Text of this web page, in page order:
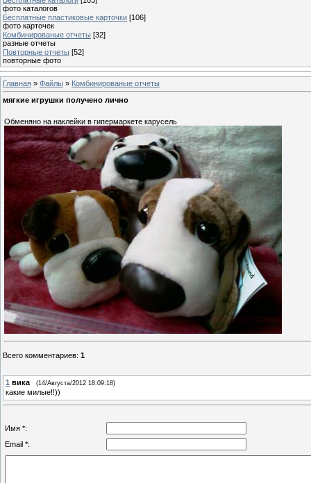
фото каталогов
Бесплатные пластиковые карточки [106]
фото карточек
Комбинированые отчеты [32]
разные отчеты
Повторные отчеты [52]
повторные фото
Главная » Файлы » Комбинированые отчеты
мягкие игрушки получено лично
Обменяно на наклейки в гипермаркете карусель
Всего комментариев: 1
1 вика (14/Августа/2012 18:09:18)
какие милые!!))
Имя *:
Email *: